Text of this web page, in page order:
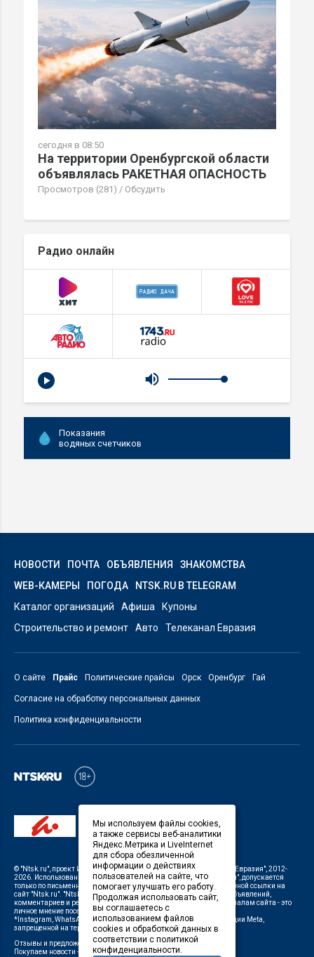
сегодня в 08:50
На территории Оренбургской области
объявлялась РАКЕТНАЯ ОПАСНОСТЬ
Просмотров (281) / Обсудить
Радио онлайн
Показания
водяных счетчиков
НОВОСТИ ПОЧТА ОБЪЯВЛЕНИЯ
ЗНАКОМСТВА
WEB-КАМЕРЫ
ПОГОДА
NTSK.RU В TELEGRAM
Каталог организаций
Афиша
Купоны
Строительство и ремонт
Авто Телеканал Евразия
О сайте Прайс Политические прайсы Орск Оренбург Гай
Согласие на обработку персональных данных
Политика конфиденциальности
© "Ntsk.ru", проект ИП Савин В.В. Служба информации: ООО "ТРК "Евразия", 2012-
2026. Использование материалов, размещенных на сайте
"Ntsk.ru", допускается
только по письменному разрешению Редакции с указанием активной ссылки на
сайт "Ntsk.ru". "Ntsk.ru" не несет ответственности за содержание объявлений,
комментариев и рекламных материалов. Комментарии к материалам сайта - это
личное мнение посетителей сайта.
*Instagram, WhatsApp (Ватсап), Facebook (принадлежат корпорации Meta,
запрещенной на территории Российской Федерации)
Отзывы и предложения о работе портала: orsk@orsk.ru
Покупаем новости +7(3537) 611-000,ntsk@orsk.ru
Мы используем файлы cookies,
а также сервисы веб-аналитики
Яндекс.Метрика и LiveInternet
для сбора обезличенной
информации о действиях
пользователей на сайте, что
помогает улучшать его работу.
Продолжая использовать сайт,
вы соглашаетесь с
использованием файлов
cookies и обработкой данных в
соответствии с политикой
конфиденциальности.